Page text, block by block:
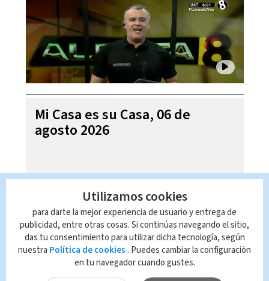
Mi Casa es su Casa, 06 de
agosto 2026
Utilizamos cookies
para darte la mejor experiencia de usuario y entrega de
publicidad, entre otras cosas. Si continúas navegando el sitio,
das tu consentimiento para utilizar dicha tecnología, según
nuestra Política de cookies . Puedes cambiar la configuración
en tu navegador cuando gustes.